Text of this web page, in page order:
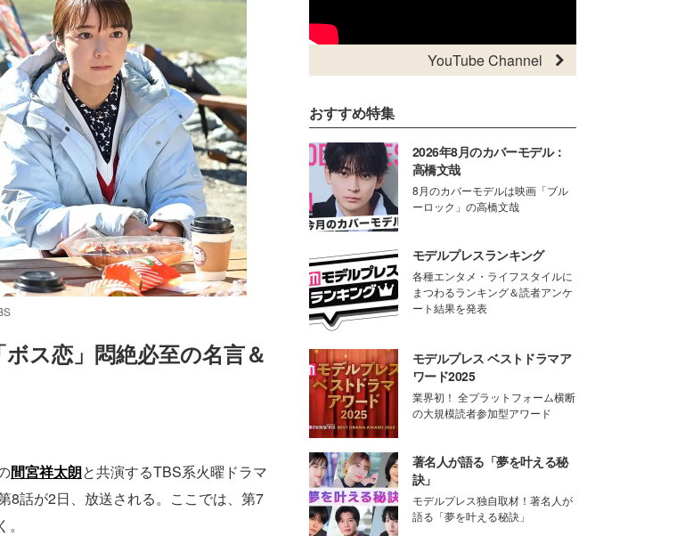
ス恋」悶絶必至の名言＆
間宮祥太朗と共演するTBS系火曜ドラマ
8話が2日、放送される。ここでは、第7
YouTube Channel
おすすめ特集
2026年8月のカバーモデル：
高橋文哉
8月のカバーモデルは映画「ブル
ーロック」の高橋文哉
モデルプレスランキング
各種エンタメ・ライフスタイルに
まつわるランキング＆読者アンケ
ート結果を発表
モデルプレス ベストドラマア
ワード2025
業界初！ 全プラットフォーム横断
の大規模読者参加型アワード
著名人が語る「夢を叶える秘
訣」
モデルプレス独自取材！著名人が
語る「夢を叶える秘訣」